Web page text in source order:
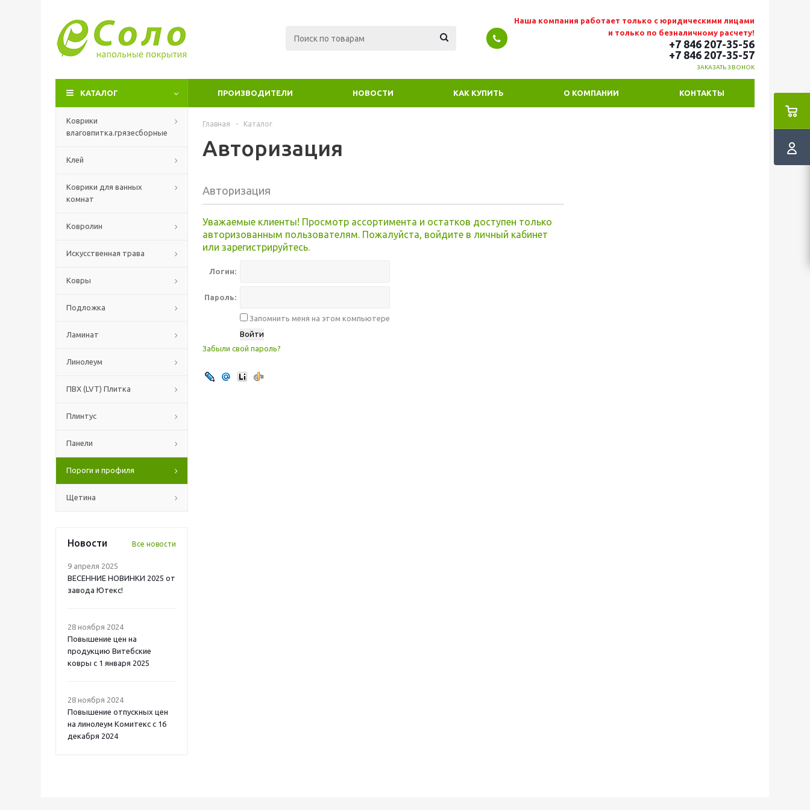
Наша компания работает только с юридическими лицами
и только по безналичному расчету!
+7 846 207-35-56
+7 846 207-35-57
ЗАКАЗАТЬ ЗВОНОК
КАТАЛОГ ПРОИЗВОДИТЕЛИ НОВОСТИ КАК КУПИТЬ О КОМПАНИИ КОНТАКТЫ
Коврики
влаговпитка.грязесборные
Клей
Коврики для ванных
комнат
Ковролин
Искусственная трава
Ковры
Подложка
Ламинат
Линолеум
ПВХ (LVT) Плитка
Плинтус
Панели
Пороги и профиля
Щетина
Новости Все новости
9 апреля 2025
ВЕСЕННИЕ НОВИНКИ 2025 от
завода Ютекс!
28 ноября 2024
Повышение цен на
продукцию Витебские
ковры с 1 января 2025
28 ноября 2024
Повышение отпускных цен
на линолеум Комитекс с 16
декабря 2024
Главная - Каталог
Авторизация
Авторизация
Уважаемые клиенты! Просмотр ассортимента и остатков доступен только
авторизованным пользователям. Пожалуйста, войдите в личный кабинет
или зарегистрируйтесь.
Логин:
Пароль:
Запомнить меня на этом компьютере
Забыли свой пароль?